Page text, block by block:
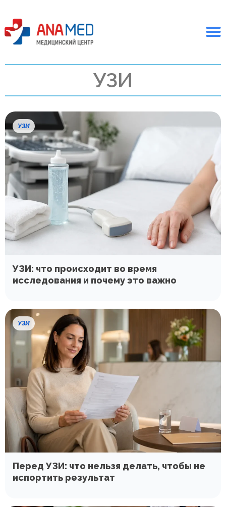
УЗИ
УЗИ
УЗИ: что происходит во время
исследования и почему это важно
УЗИ
Перед УЗИ: что нельзя делать, чтобы не
испортить результат